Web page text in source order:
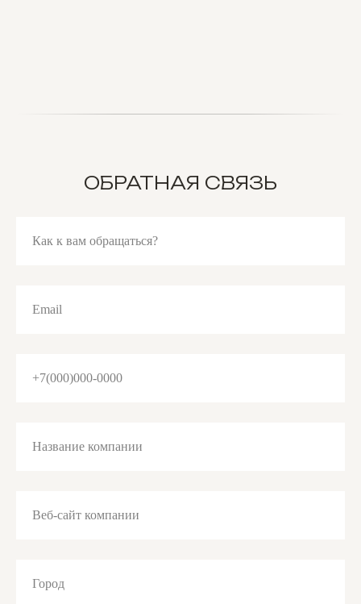
ОБРАТНАЯ СВЯЗЬ
Как к вам обращаться?
Email
+7(000)000-0000
Название компании
Веб-сайт компании
Город